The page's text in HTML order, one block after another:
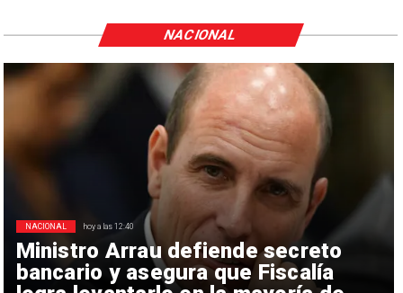
Ministro Arrau defiende secreto
bancario y asegura que Fiscalía
NACIONAL hoy a las 12:40
NACIONAL